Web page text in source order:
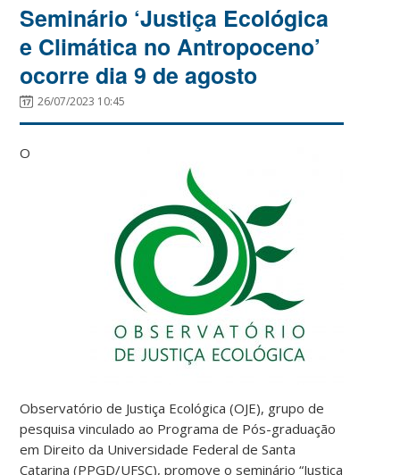
Seminário ‘Justiça Ecológica
e Climática no Antropoceno’
ocorre dia 9 de agosto
26/07/2023 10:45
O
Observatório de Justiça Ecológica (OJE), grupo de
pesquisa vinculado ao Programa de Pós-graduação
em Direito da Universidade Federal de Santa
Catarina (PPGD/UFSC), promove o seminário “Justiça